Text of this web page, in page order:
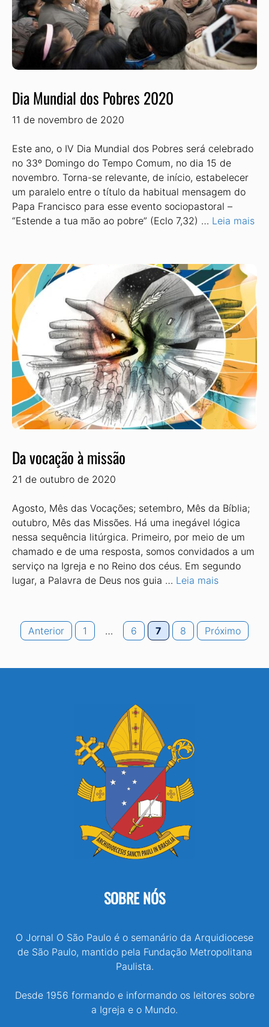
Dia Mundial dos Pobres 2020
11 de novembro de 2020
Este ano, o IV Dia Mundial dos Pobres será celebrado
no 33º Domingo do Tempo Comum, no dia 15 de
novembro. Torna-se relevante, de início, estabelecer
um paralelo entre o título da habitual mensagem do
Papa Francisco para esse evento sociopastoral –
“Estende a tua mão ao pobre” (Eclo 7,32) … Leia mais
Da vocação à missão
21 de outubro de 2020
Agosto, Mês das Vocações; setembro, Mês da Bíblia;
outubro, Mês das Missões. Há uma inegável lógica
nessa sequência litúrgica. Primeiro, por meio de um
chamado e de uma resposta, somos convidados a um
serviço na Igreja e no Reino dos céus. Em segundo
lugar, a Palavra de Deus nos guia … Leia mais
Anterior Page
1 … Page
6 Page
7 Page
8 Próximo
SOBRE NÓS
O Jornal O São Paulo é o semanário da Arquidiocese
de São Paulo, mantido pela Fundação Metropolitana
Paulista.
Desde 1956 formando e informando os leitores sobre
a Igreja e o Mundo.